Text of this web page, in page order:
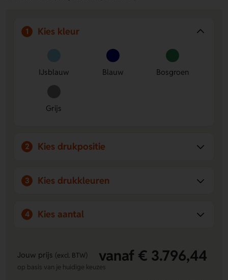
van gekruiste inpakriemen en een tussenschot, waarvan er 1
gerecyclelde PET flessen. De buitenzijde is gemaakt van
duurzaam polypropylene gemaakt van gerecyclelde
yoghurtpotjes en beschikt over een super veilige
driepuntsluiting en een van de nieuwste, verzonken TSA
sloten. Optimaal comfort is gegarandeerd dankzij de 4
soepel rollende dubbele wielen, een dubbele trekstang en
is mogelijk op verschillende posities door middel van een
1 Kies kleur
IJsblauw Blauw Bosgroen
Grijs
2 Kies drukpositie
3 Kies drukkleuren
4 Kies aantal
Jouw prijs (excl. BTW) vanaf € 3.796,44
op basis van je huidige keuzes